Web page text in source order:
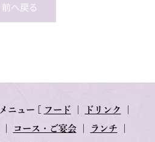
前へ戻る
メニュー フード ドリンク
コース・ご宴会｜ ランチ